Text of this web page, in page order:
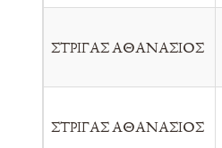
ΣΤΡΙΓΑΣ ΑΘΑΝΑΣΙΟΣ
ΣΤΡΙΓΑΣ ΑΘΑΝΑΣΙΟΣ